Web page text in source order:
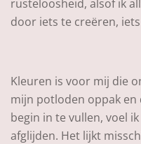
rusteloosheid, alsof ik
door iets te creëren,
Kleuren is voor mij die
mijn potloden oppak en
begin in te vullen, voel
afglijden. Het lijkt